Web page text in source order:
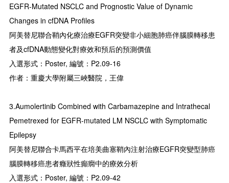
EGFR-Mutated NSCLC and Prognostic Value of Dynamic
Changes in cfDNA Profiles
阿美替尼聯合鞘內化療治療EGFR突變非小細胞肺癌伴腦膜轉移患
者及cfDNA動態變化對療效和預后的預測價值
入選形式：Poster, 編號：P2.09-16
作者：重慶大學附屬三峽醫院，王偉
3.Aumolertinib Combined with Carbamazepine and Intrathecal
Pemetrexed for EGFR-mutated LM NSCLC with Symptomatic
Epilepsy
阿美替尼聯合卡馬西平在培美曲塞鞘內注射治療EGFR突變型肺癌
腦膜轉移癌患者癥狀性癲癇中的療效分析
入選形式：Poster, 編號：P2.09-42